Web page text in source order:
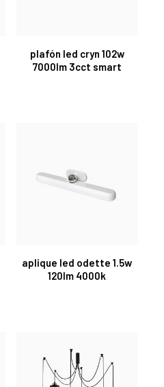
plafón led cryn 102w
7000lm 3cct smart
aplique led odette 1.5w
120lm 4000k